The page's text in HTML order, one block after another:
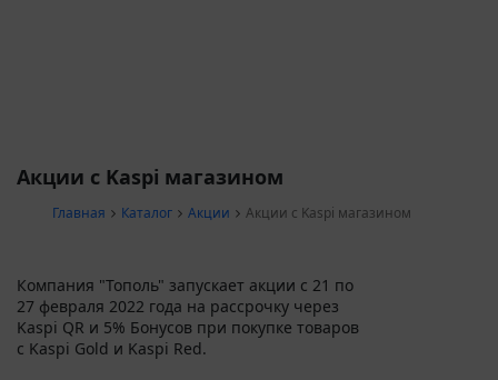
Акции с Kaspi магазином
Главная Каталог Акции Акции с Kaspi магазином
Компания "Тополь" запускает акции с 21 по
27 февраля 2022 года на рассрочку через
Kaspi QR и 5% Бонусов при покупке товаров
с Kaspi Gold и Kaspi Red.